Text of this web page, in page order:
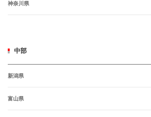
神奈川県
中部
新潟県
富山県